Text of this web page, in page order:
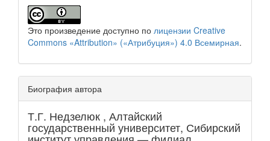
Это произведение доступно по лицензии Creative
Commons «Attribution» («Атрибуция») 4.0 Всемирная.
Биография автора
Т.Г. Недзелюк , Алтайский
государственный университет, Сибирский